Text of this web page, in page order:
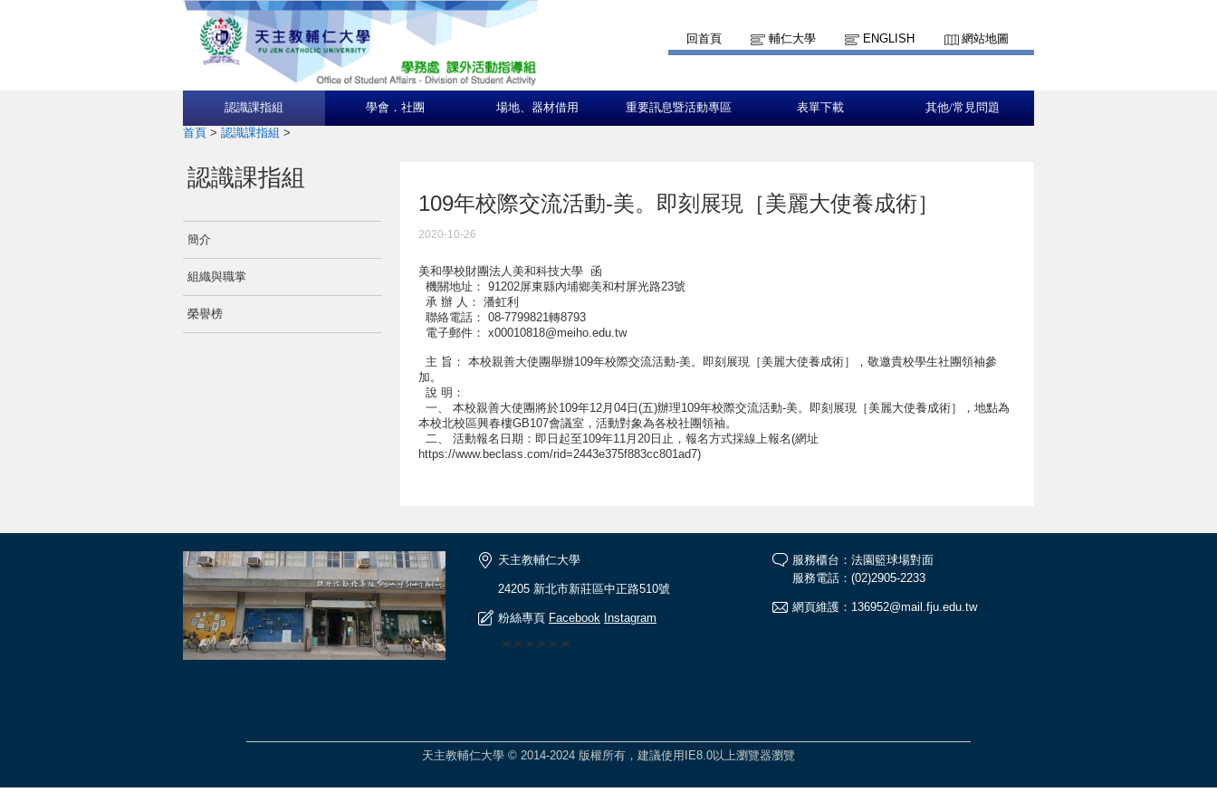
回首頁 輔仁大學 ENGLISH 網站地圖
認識課指組 學會．社團 場地、器材借用 重要訊息暨活動專區 表單下載 其他/常見問題
首頁 > 認識課指組 >
認識課指組
簡介
組織與職掌
榮譽榜
109年校際交流活動-美。即刻展現［美麗大使養成術］
2020-10-26
美和學校財團法人美和科技大學 函
機關地址： 91202屏東縣內埔鄉美和村屏光路23號
承 辦 人： 潘虹利
聯絡電話： 08-7799821轉8793
電子郵件： x00010818@meiho.edu.tw
主 旨： 本校親善大使團舉辦109年校際交流活動-美。即刻展現［美麗大使養成術］，敬邀貴校學生社團領袖參
加。
說 明：
一、 本校親善大使團將於109年12月04日(五)辦理109年校際交流活動-美。即刻展現［美麗大使養成術］，地點為
本校北校區興春樓GB107會議室，活動對象為各校社團領袖。
二、 活動報名日期：即日起至109年11月20日止，報名方式採線上報名(網址
https://www.beclass.com/rid=2443e375f883cc801ad7)
天主教輔仁大學
24205 新北市新莊區中正路510號
粉絲專頁 Facebook Instagram
🎆🎆🎆🎆🎆🎆
服務櫃台：法園籃球場對面
服務電話：(02)2905-2233
網頁維護：136952@mail.fju.edu.tw
天主教輔仁大學 © 2014-2024 版權所有，建議使用IE8.0以上瀏覽器瀏覽